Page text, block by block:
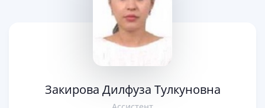
Закирова Дилфуза Тулкуновна